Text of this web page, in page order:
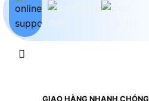
GIAO HÀNG NHANH CHÓNG